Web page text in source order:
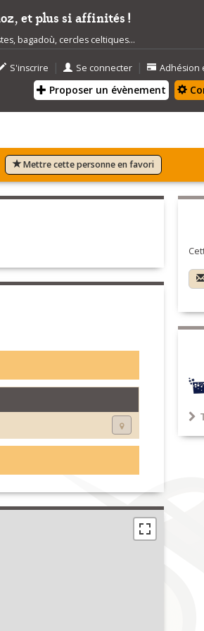
et plus si affinités !
bagadoù, cercles celtiques...
S'inscrire | Se connecter | Adhésion
Proposer un évènement
Mettre cette personne en favori